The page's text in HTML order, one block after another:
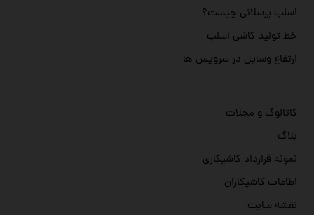
کاتالوگ و مجلات
بلاگ
نمونه قرارداد کاشیکاری
اطاعات کاشیکاران
نقشه سایت
اسلب پرسلانی چیست؟
خط تولید کاشی اسلب
ارتفاع وسایل در سرویس ها